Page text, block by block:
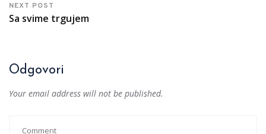
NEXT POST
Sa svime trgujem
Odgovori
Your email address will not be published.